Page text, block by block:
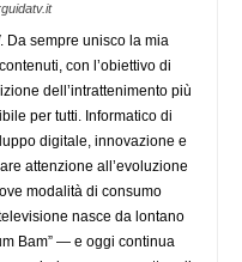
Da sempre unisco la mia
con l’obiettivo di
dell’intrattenimento più
per tutti. Informatico di
digitale, innovazione e
attenzione all’evoluzione
modalità di consumo
nasce da lontano
Bam” — e oggi continua